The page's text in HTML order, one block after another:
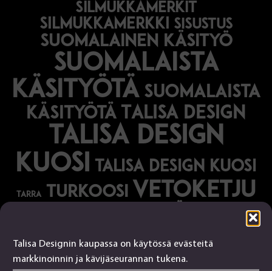
Talisa Designin kaupassa on käytössä evästeitä
markkinoinnin ja kävijäseurannan tukena.
silmukkamerkit
silmukkamerkki sisustus
suomalainen käsityö
suomalaista
käsityötä suomalaista
käsityötä Talisa Design
talisa design
kuosi talisa design kuosi
tarra turkoosi vetoketju
Talisa Design